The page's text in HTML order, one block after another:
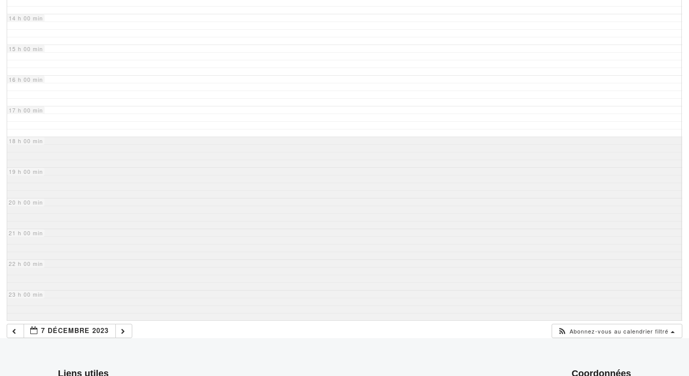
14 h 00 min
15 h 00 min
16 h 00 min
17 h 00 min
18 h 00 min
19 h 00 min
20 h 00 min
21 h 00 min
22 h 00 min
23 h 00 min
7 DÉCEMBRE 2023 Abonnez-vous au calendrier filtré
Liens utiles Coordonnées